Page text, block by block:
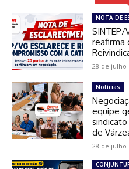
NOTA DE
SINTEP/
reafirma
28 de julho
Notícias
equipe
de
28 de julho